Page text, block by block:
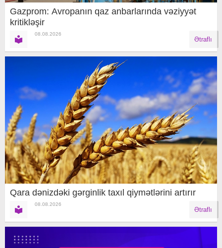
Gazprom: Avropanın qaz anbarlarında vəziyyət
kritikləşir
08.08.2026
Ətraflı
Qara dənizdəki gərginlik taxıl qiymətlərini artırır
08.08.2026
Ətraflı